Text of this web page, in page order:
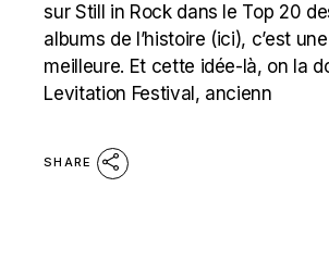
sur Still in Rock dans le Top 20
albums de l’histoire (ici), c’est
meilleure. Et cette idée-là, on la
Levitation Festival, ancienn
SHARE